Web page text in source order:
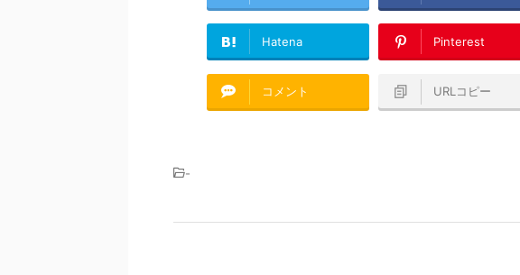
Hatena Pinterest
コメント URLコピー
-